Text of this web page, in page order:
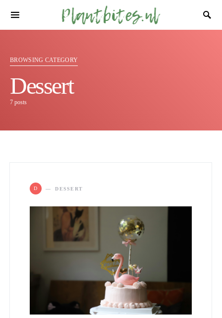
BROWSING CATEGORY
Dessert
7 posts
D DESSERT